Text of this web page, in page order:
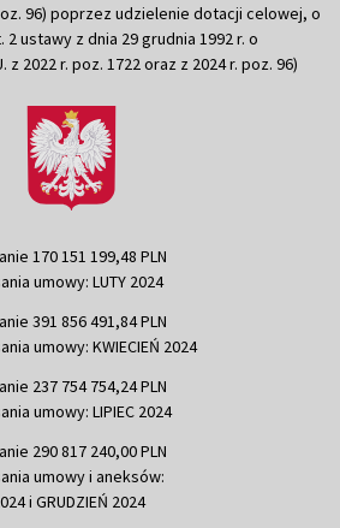
96) poprzez udzielenie dotacji celowej, o
ustawy z dnia 29 grudnia 1992 r. o
2022 r. poz. 1722 oraz z 2024 r. poz. 96)
170 151 199,48 PLN
umowy: LUTY 2024
391 856 491,84 PLN
umowy: KWIECIEŃ 2024
237 754 754,24 PLN
umowy: LIPIEC 2024
290 817 240,00 PLN
umowy i aneksów:
i GRUDZIEŃ 2024